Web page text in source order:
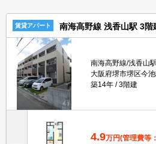
賃貸アパート 南海高野線 浅香山駅 3階
南海高野線/浅香山
大阪府堺市堺区今
築14年
3階建
4.9万円(管理費等